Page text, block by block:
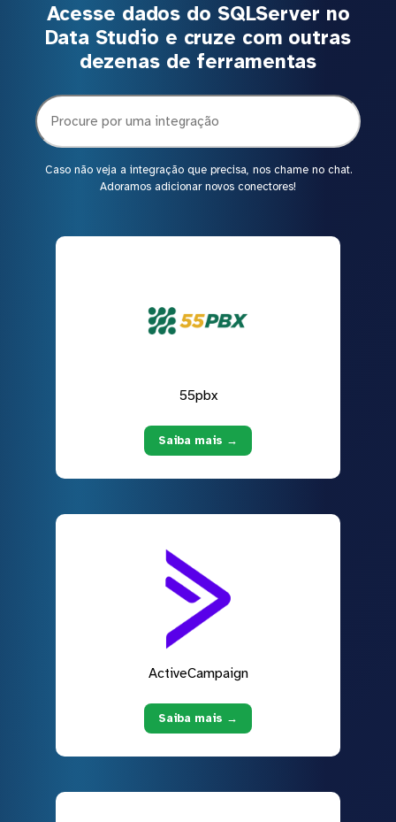
Acesse dados do SQLServer no
Data Studio e cruze com outras
dezenas de ferramentas
Caso não veja a integração que precisa, nos chame no chat.
Adoramos adicionar novos conectores!
55pbx
Saiba mais →
ActiveCampaign
Saiba mais →